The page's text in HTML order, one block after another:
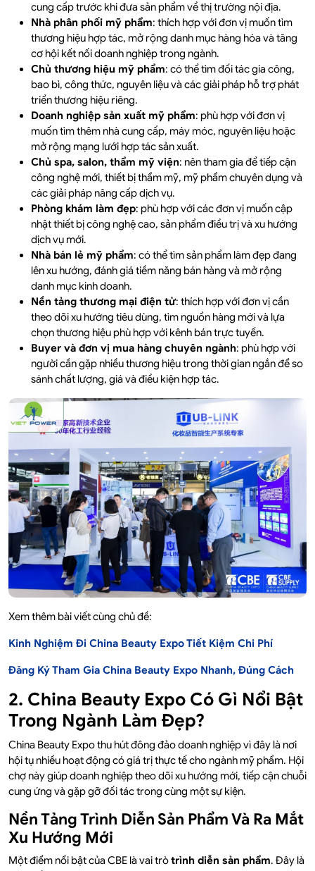
cung cấp trước khi đưa sản phẩm về thị trường nội địa.
Nhà phân phối mỹ phẩm: thích hợp với đơn vị muốn tìm
thương hiệu hợp tác, mở rộng danh mục hàng hóa và tăng
cơ hội kết nối doanh nghiệp trong ngành.
Chủ thương hiệu mỹ phẩm: có thể tìm đối tác gia công,
bao bì, công thức, nguyên liệu và các giải pháp hỗ trợ phát
triển thương hiệu riêng.
Doanh nghiệp sản xuất mỹ phẩm: phù hợp với đơn vị
muốn tìm thêm nhà cung cấp, máy móc, nguyên liệu hoặc
mở rộng mạng lưới hợp tác sản xuất.
Chủ spa, salon, thẩm mỹ viện: nên tham gia để tiếp cận
công nghệ mới, thiết bị thẩm mỹ, mỹ phẩm chuyên dụng và
các giải pháp nâng cấp dịch vụ.
Phòng khám làm đẹp: phù hợp với các đơn vị muốn cập
nhật thiết bị công nghệ cao, sản phẩm điều trị và xu hướng
dịch vụ mới.
Nhà bán lẻ mỹ phẩm: có thể tìm sản phẩm làm đẹp đang
lên xu hướng, đánh giá tiềm năng bán hàng và mở rộng
danh mục kinh doanh.
Nền tảng thương mại điện tử: thích hợp với đơn vị cần
theo dõi xu hướng tiêu dùng, tìm nguồn hàng mới và lựa
chọn thương hiệu phù hợp với kênh bán trực tuyến.
Buyer và đơn vị mua hàng chuyên ngành: phù hợp với
người cần gặp nhiều thương hiệu trong thời gian ngắn để so
sánh chất lượng, giá và điều kiện hợp tác.
Xem thêm bài viết cùng chủ đề:
Kinh Nghiệm Đi China Beauty Expo Tiết Kiệm Chi Phí
Đăng Ký Tham Gia China Beauty Expo Nhanh, Đúng Cách
2. China Beauty Expo Có Gì Nổi Bật
Trong Ngành Làm Đẹp?
China Beauty Expo thu hút đông đảo doanh nghiệp vì đây là nơi
hội tụ nhiều hoạt động có giá trị thực tế cho ngành mỹ phẩm. Hội
chợ này giúp doanh nghiệp theo dõi xu hướng mới, tiếp cận chuỗi
cung ứng và gặp gỡ đối tác trong cùng một sự kiện.
Nền Tảng Trình Diễn Sản Phẩm Và Ra Mắt
Xu Hướng Mới
Một điểm nổi bật của CBE là vai tròtrình diễn sản phẩm. Đây là